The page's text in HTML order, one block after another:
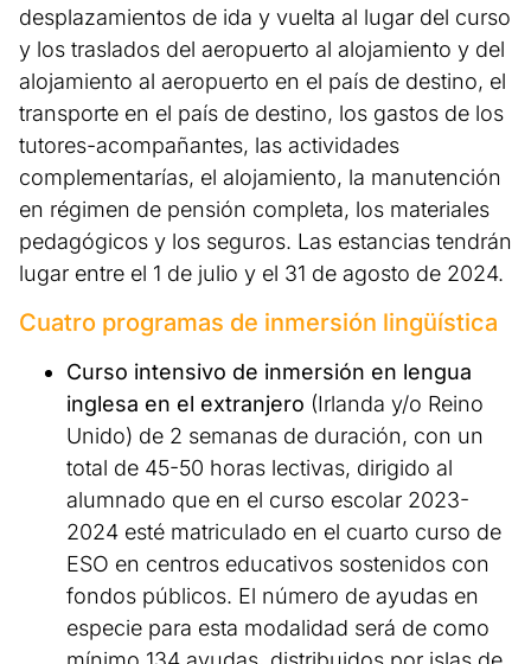
desplazamientos de ida y vuelta al lugar del curso
y los traslados del aeropuerto al alojamiento y del
alojamiento al aeropuerto en el país de destino, el
transporte en el país de destino, los gastos de los
tutores-acompañantes, las actividades
complementarías, el alojamiento, la manutención
en régimen de pensión completa, los materiales
pedagógicos y los seguros. Las estancias tendrán
lugar entre el 1 de julio y el 31 de agosto de 2024.
Cuatro programas de inmersión lingüística
Curso intensivo de inmersión en lengua
inglesa en el extranjero (Irlanda y/o Reino
Unido) de 2 semanas de duración, con un
total de 45-50 horas lectivas, dirigido al
alumnado que en el curso escolar 2023-
2024 esté matriculado en el cuarto curso de
ESO en centros educativos sostenidos con
fondos públicos. El número de ayudas en
especie para esta modalidad será de como